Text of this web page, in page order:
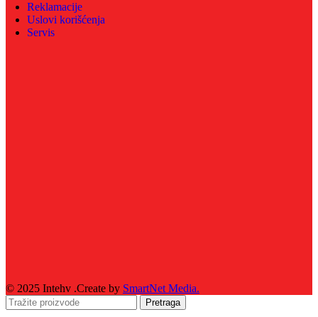
Reklamacije
Uslovi korišćenja
Servis
© 2025 Intehv .Create by SmartNet Media.
Pretraga